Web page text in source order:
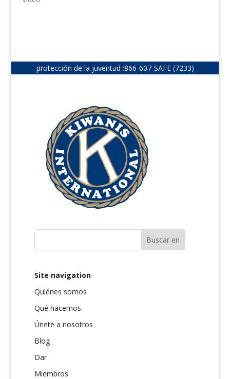
protección de la juventud :866-607-SAFE (7233)
Site navigation
Quiénes somos
Qué hacemos
Únete a nosotros
Blog
Dar
Miembros